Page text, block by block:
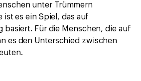
unter Trümmern
ist es ein Spiel, das auf
basiert. Für die Menschen, die auf
es den Unterschied zwischen